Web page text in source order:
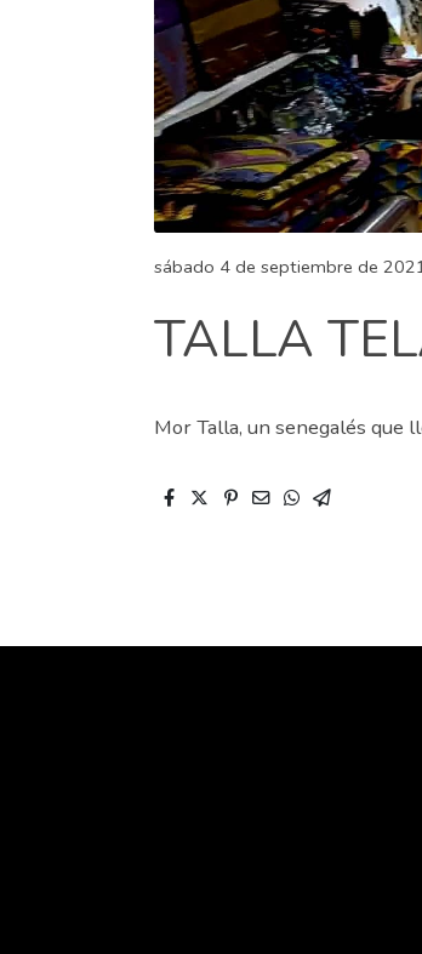
sábado 4 de septiembre de
TALLA
Mor Talla, un senegalés que